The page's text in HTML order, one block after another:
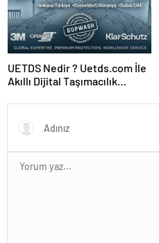
UETDS Nedir ? Uetds.com İle
Akıllı Dijital Taşımacılık